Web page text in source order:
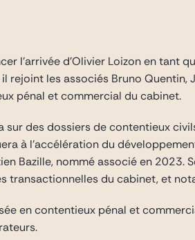
l’arrivée d’Olivier Loizon en tant
rejoint les associés Bruno Quentin,
pénal et commercial du cabinet.
sur des dossiers de contentieux
à l’accélération du
Bazille, nommé associé en 2023.
transactionnelles du cabinet, et
en contentieux pénal et